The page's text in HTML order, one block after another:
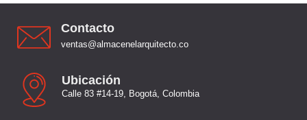
Contacto
ventas@almacenelarquitecto.co
Ubicación
Calle 83 #14-19, Bogotá, Colombia